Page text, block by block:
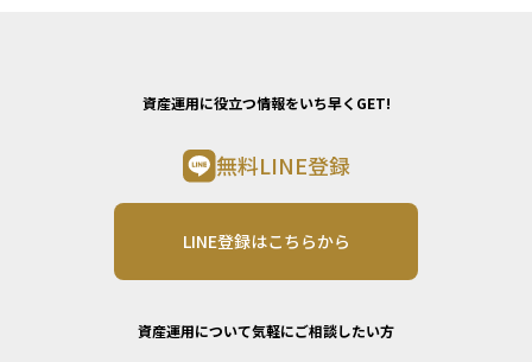
資産運用に役立つ情報をいち早くGET!
無料LINE登録
LINE登録はこちらから
資産運用について気軽にご相談したい方